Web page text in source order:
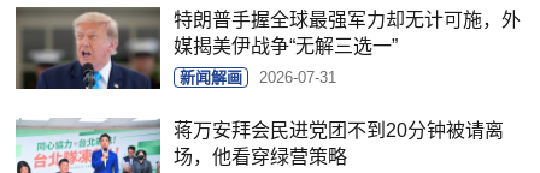
特朗普手握全球最强军力却无计可施，外
媒揭美伊战争“无解三选一”
新闻解画 2026-07-31
蒋万安拜会民进党团不到20分钟被请离
场，他看穿绿营策略